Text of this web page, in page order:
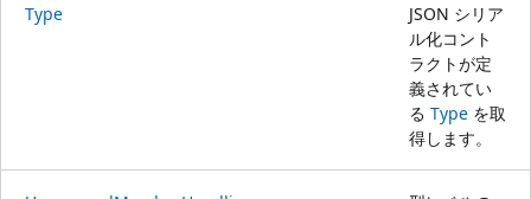
Type
JSON シリア
ル化コント
ラクトが定
義されてい
る Type を取
得します。